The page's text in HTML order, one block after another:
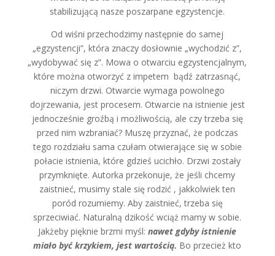
stabilizującą nasze poszarpane egzystencje.
Od wiśni przechodzimy następnie do samej
„egzystencji”, która znaczy dosłownie „wychodzić z”,
„wydobywać się z”. Mowa o otwarciu egzystencjalnym,
które można otworzyć z impetem bądź zatrzasnąć,
niczym drzwi. Otwarcie wymaga powolnego
dojrzewania, jest procesem. Otwarcie na istnienie jest
jednocześnie groźbą i możliwością, ale czy trzeba się
przed nim wzbraniać? Muszę przyznać, że podczas
tego rozdziału sama czułam otwierające się w sobie
połacie istnienia, które gdzieś ucichło. Drzwi zostały
przymknięte. Autorka przekonuje, że jeśli chcemy
zaistnieć, musimy stale się rodzić , jakkolwiek ten
poród rozumiemy. Aby zaistnieć, trzeba się
sprzeciwiać. Naturalną dzikość wciąż mamy w sobie.
Jakżeby pięknie brzmi myśl:nawet gdyby istnienie
miało być krzykiem, jest wartością. Bo przecież kto